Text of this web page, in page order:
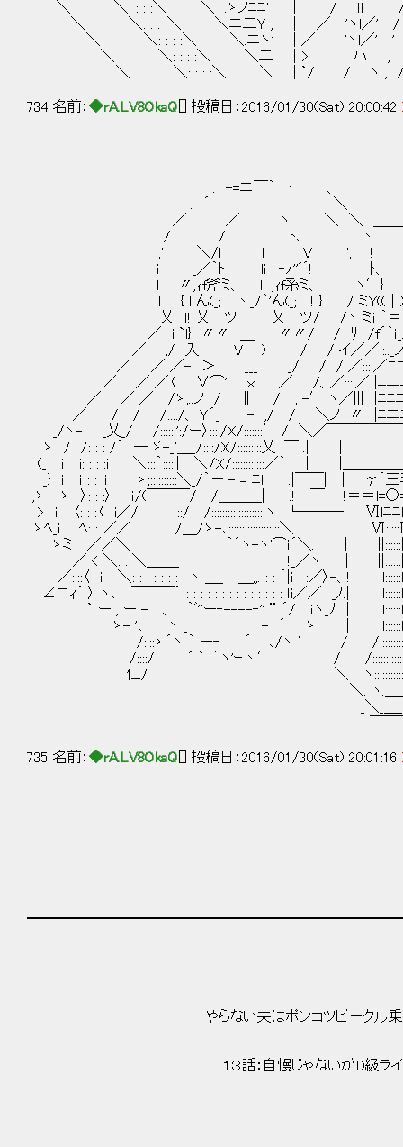
＼ ＼: : : :＼ ＼ .ゝノﾆﾆ' | / ｌｌ / / ＼rf
＼ ＼: : : :＼ ＼ニ二Ｙ , | ／ 'ヽl／'
＼ ＼: : : :＼ ＼.ニゝ' | ／ 'ヽl／' ' / ‐=
＼ ＼: : : :＼ ＼二 ｜> ハ , / Y⌒Ｙﾆ
＼ ＼: : : :＼ ＼ | `/ / ヽ , /二ゝ ノ
734 名前： ◆rA.LV8OkaQ [] 投稿日：2016/01/30(Sat) 20:00:42
. -=ニ￣｀ ｰ‐‐ 、
. ´ ＼
／ ／ ヽ ＼ ＼ ＿＿
/ / ﾄ､ 丶
,' ＼/ｌ ｌ | V_ ', !
i _／｀ト lｉ -‐ﾉ''ﾞ´! l ﾄ、
l 〃,ｨf斧ミ、 ｌ! ,ｨf系ミ、 lヽ′} ヽ
ｌ { l ん(_; 丶_/｀'ん(_; ! } / ミY((｜)) |
乂 ｌ! 乂 ツ 乂 ツ/ /ヽ ミｉ ｀＝
／ i `l} 〃〃 ＿ 〃〃/ / ﾘ /f´｀ｉ
／ ,/ 入 V ) / / イ／／::.._ノ ! 『１３話
／ ／ ／- ＞ ___ _/ / / ／::::／ﾆ
／ ／ ／〈 ∨⌒' ｘ ／ /、／::::／ |ﾆニ
／ ／ ／ /ゝ,..ノ / ∥ / , -′ ヽ／||| |ﾆﾆ
／ / / /::::/、 Ｙ´_ ‐ - ,/ / ＼ノ 〃 |ﾆニ
_/ヽ- _乂_/ /::::::':/ー〉::::/X/:::::::′ / ＼／￣￣￣￣￣￣
ゝ / /: : : /｀ ― ゞ-_'＿_/::::/X/:::::::::乂
(_ ｉ i: : : :i ＼:::｀:::::| ＼/X/::::::::::::／｀ | |＿＿
_} ｉ ｉ : : :i ゝ;::::::::::＼_/｀ー - = ﾆｌ .|￣￣| | γ´
,ゝ ゝ 〉: : :〉 ｉ/(￣￣￣/ /＿＿＿| .! ￣ !＝＝
> ｉ 〈: : :〈 i／/ ￣￣::/ /::::::::::::::::::::ヽ └―――|
ゝﾍ_i ﾍ: : ／／ /＿/ゝ-､:::::::::::::::::::＼ |
ゝミ＿／／＼ ｀´ヽ-ヽ'⌒ｉ´＼. |
／ < ＼: : ＼＿＿_ !_／ヽ |
／::::〈 ｉ ＼: : : : : : : : ヽ ＿_ ＿,,. : : ´|ｉ : :／〉-、!
∠ニｨ´ 〉 ヽ､ ￣￣￣｀ : : : : : : : : : : : : : : ｌi／／ _ﾉ.|
` ー , ー - 、 ｀ﾞ''ー‐----‐'' ¨ ´/ ｉヽ_ﾉ |
ゝ- '､ ヽ _ - ´ ゝ |
/::::ゝ´ヽ ｀ ー‐-- ´ -､/ヽ ′ / /
/::::/ ⌒ ´ヽ'ｰ丶′ / /
仁/ ＼ ヽ::::::::::::::/
＼. ヽ.＿_/ .
_＼_＿_／
735 名前： ◆rA.LV8OkaQ [] 投稿日：2016/01/30(Sat) 20:01:16
やらない夫はポンコツビークル乗りの
１３話：自慢じゃないがD級ライセ